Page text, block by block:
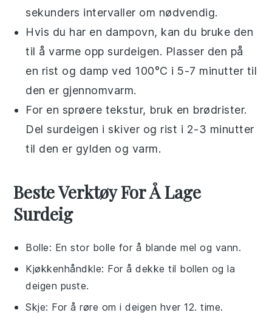
sekunders intervaller om nødvendig.
Hvis du har en dampovn, kan du bruke den
til å varme oppsurdeigen. Plasser den på
en rist og damp ved 100°C i 5-7 minutter til
den er gjennomvarm.
For en sprøere tekstur, bruk en brødrister.
Delsurdeigen i skiver og rist i 2-3 minutter
til den er gylden og varm.
Beste Verktøy For Å Lage
Surdeig
Bolle: En stor bolle for å blande mel og vann.
Kjøkkenhåndkle: For å dekke til bollen og la
deigen puste.
Skje: For å røre om i deigen hver 12. time.